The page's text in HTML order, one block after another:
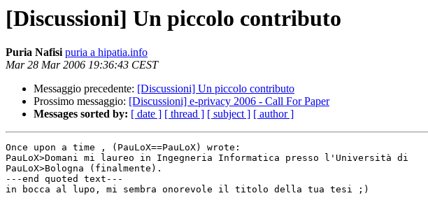
[Discussioni] Un piccolo contributo
Puria Nafisi puria a hipatia.info
Mar 28 Mar 2006 19:36:43 CEST
Messaggio precedente: [Discussioni] Un piccolo contributo
Prossimo messaggio: [Discussioni] e-privacy 2006 - Call For Paper
Messages sorted by: [ date ] [ thread ] [ subject ] [ author ]
Once upon a time , (PauLoX==PauLoX) wrote:
PauLoX>Domani mi laureo in Ingegneria Informatica presso l'Università di
PauLoX>Bologna (finalmente).
---end quoted text---
in bocca al lupo, mi sembra onorevole il titolo della tua tesi ;)